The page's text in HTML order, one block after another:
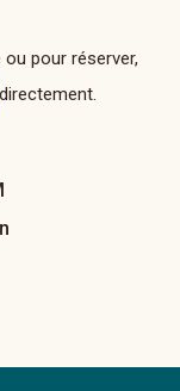
pour réserver,
directement.